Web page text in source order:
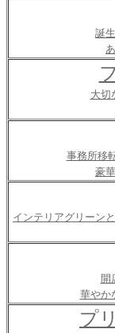
誕
大切
事務所移
豪
インテリアグリーン
開
華やか
プ